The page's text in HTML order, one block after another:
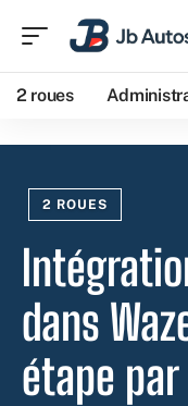
2 roues
2 ROUES
dans
étape